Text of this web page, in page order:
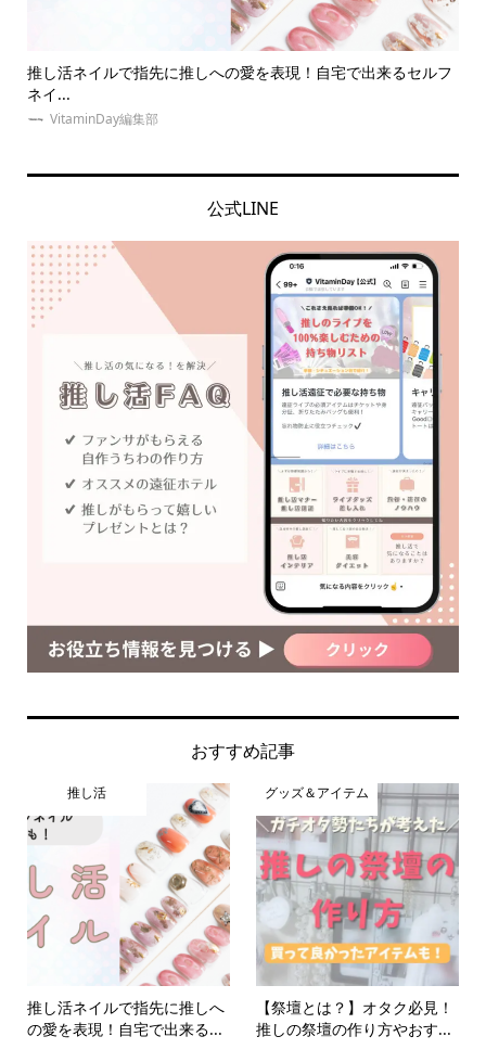
推し活ネイルで指先に推しへの愛を表現！自宅で出来るセルフ
ネイ...
VitaminDay編集部
公式LINE
おすすめ記事
推し活
推し活ネイルで指先に推しへ
の愛を表現！自宅で出来る...
グッズ＆アイテム
【祭壇とは？】オタク必見！
推しの祭壇の作り方やおす...